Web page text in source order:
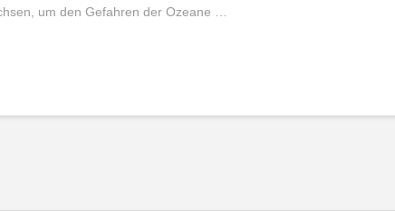
um den Gefahren der Ozeane …